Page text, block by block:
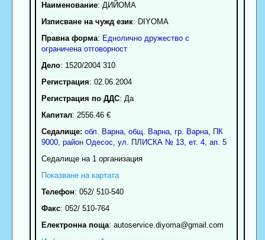
Наименование: ДИЙОМА
Изписване на чужд език: DIYOMA
Правна форма: Еднолично дружество с
ограничена отговорност
Дело: 1520/2004 310
Регистрация: 02.06.2004
Регистрация по ДДС: Да
Капитал: 2556.46 €
Седалище: обл. Варна, общ. Варна, гр. Варна, ПК
9000, район Одесос ул. ПЛИСКА № 13, ет. 4, ап. 5
Седалище на 1 организация
Показване на картата
Телефон: 052/ 510-540
Факс: 052/ 510-764
Електронна поща: autoservice.diyoma@gmail.com